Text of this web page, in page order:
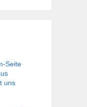
Seite
uns